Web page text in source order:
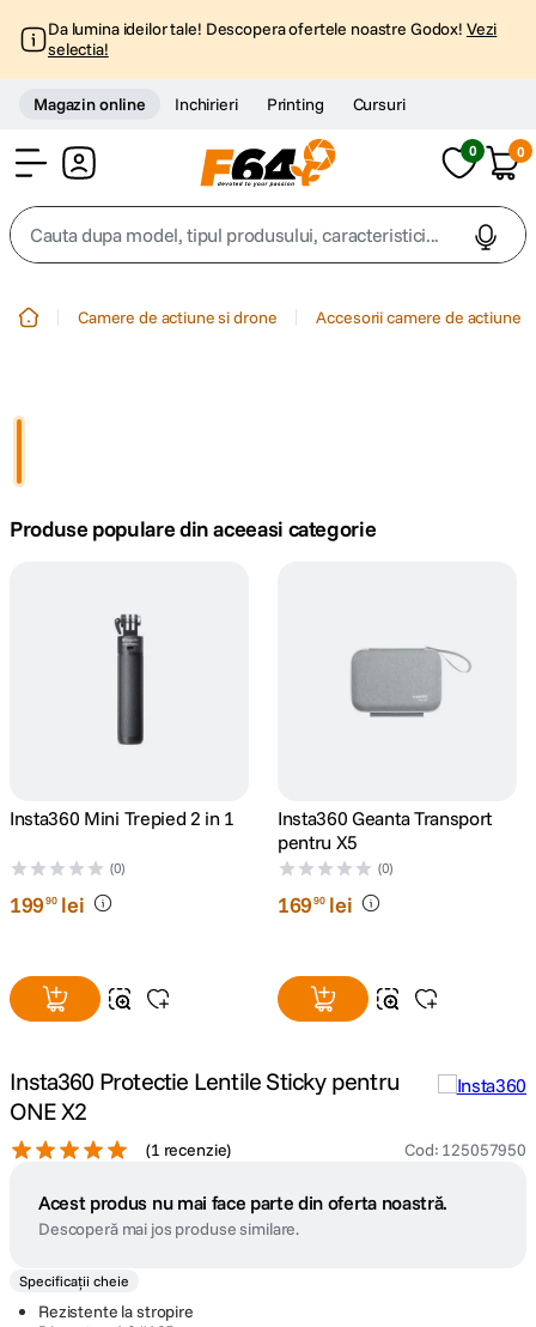
Da lumina ideilor tale! Descopera ofertele noastre Godox! Vezi
selectia!
Magazin online Inchirieri Printing Cursuri
0 0
Cauta dupa model, tipul produsului, caracteristici...
4. peak design
lavaliera
9. dji mic mini
10 . dji osmo
Camere de actiune si drone Accesorii camere de actiune
Produse populare din aceeasi categorie
Insta360 Mini Trepied 2 in 1
(0)
19990 lei
Insta360 Geanta Transport
pentru X5
(0)
16990 lei
Insta360 Protectie Lentile Sticky pentru
ONE X2
(1 recenzie) Cod: 125057950
Acest produs nu mai face parte din oferta noastră.
Descoperă mai jos produse similare.
Specificații cheie
Rezistente la stropire